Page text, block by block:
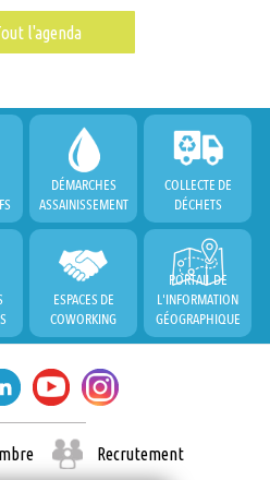
l'agenda
DÉMARCHES
ASSAINISSEMENT
COLLECTE DE
DÉCHETS
ESPACES DE
COWORKING
PORTAIL DE
L'INFORMATION
GÉOGRAPHIQUE
Recrutement